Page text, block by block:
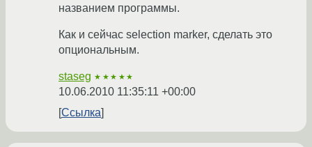
названием программы.
Как и сейчас selection marker, сделать это
опциональным.
staseg ★★★★★
10.06.2010 11:35:11 +00:00
Ссылка